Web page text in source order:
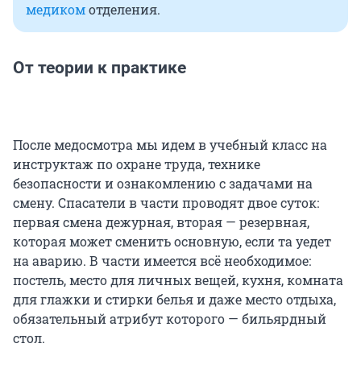
медикомотделения.
От теории к практике
После медосмотра мы идем в учебный класс на
инструктаж по охране труда, технике
безопасности и ознакомлению с задачами на
смену. Спасатели в части проводят двое суток:
первая смена дежурная, вторая — резервная,
которая может сменить основную, если та уедет
на аварию. В части имеется всё необходимое:
постель, место для личных вещей, кухня, комната
для глажки и стирки белья и даже место отдыха,
обязательный атрибут которого — бильярдный
стол.